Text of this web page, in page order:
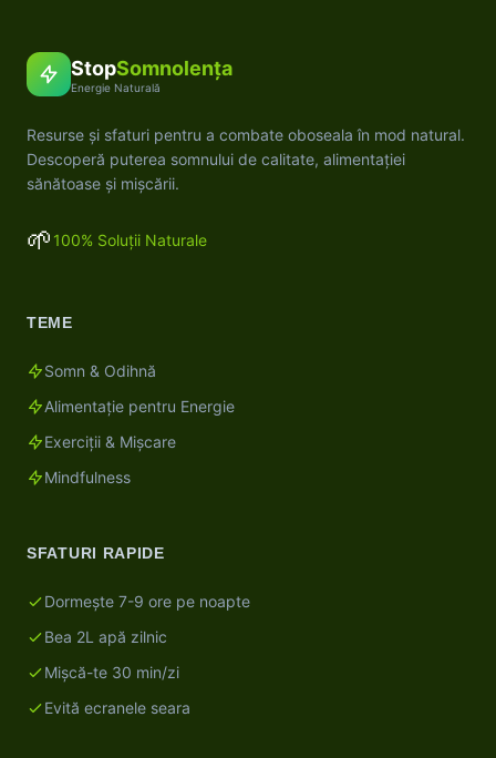
StopSomnolența
Energie Naturală
Resurse și sfaturi pentru a combate oboseala în mod natural.
Descoperă puterea somnului de calitate, alimentației
sănătoase și mișcării.
🌱 100% Soluții Naturale
TEME
Somn & Odihnă
Alimentație pentru Energie
Exerciții & Mișcare
Mindfulness
SFATURI RAPIDE
Dormește 7-9 ore pe noapte
Bea 2L apă zilnic
Mișcă-te 30 min/zi
Evită ecranele seara